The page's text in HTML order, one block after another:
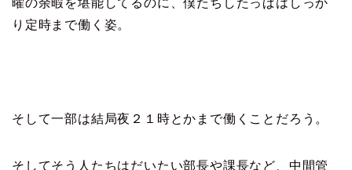
曜の余暇を堪能してるのに、僕たちしたっぱはしっか
り定時まで働く姿。
そして一部は結局夜２１時とかまで働くことだろう。
そしてそう人たちはだいたい部長や課長など、中間管